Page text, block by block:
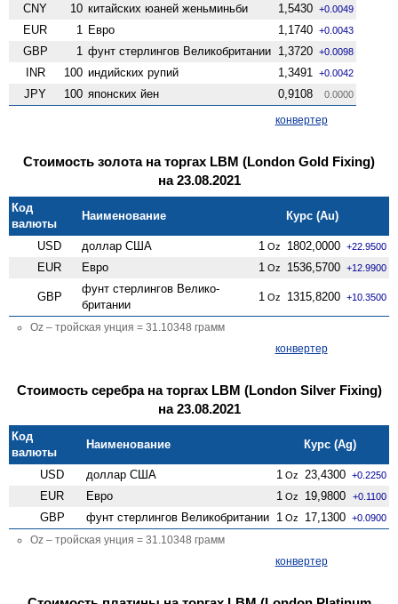
CNY 10 китайских юаней женьминьби 1,5430 +0.0049
EUR 1 Евро 1,1740 +0.0043
GBP 1 фунт стерлингов Велико­британии 1,3720 +0.0098
INR 100 индийских рупий 1,3491 +0.0042
JPY 100 японских йен 0,9108 0.0000
конвертер
Стоимость золота на торгах LBM (London Gold Fixing)
на 23.08.2021
Код
валюты
Наименование Курс (Au)
USD доллар США 1 Oz 1802,0000 +22.9500
EUR Евро 1 Oz 1536,5700 +12.9900
GBP
фунт стерлингов Велико­
британии
1 Oz 1315,8200 +10.3500
Oz – тройская унция = 31.10348 грамм
конвертер
Стоимость серебра на торгах LBM (London Silver Fixing)
на 23.08.2021
Код
валюты
Наименование Курс (Ag)
USD доллар США 1 Oz 23,4300 +0.2250
EUR Евро 1 Oz 19,9800 +0.1100
GBP фунт стерлингов Велико­британии 1 Oz 17,1300 +0.0900
Oz – тройская унция = 31.10348 грамм
конвертер